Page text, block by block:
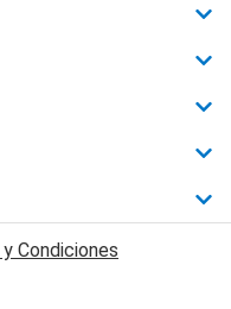
Condiciones